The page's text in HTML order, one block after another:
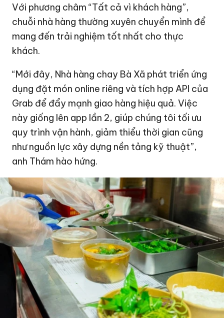
Với phương châm “Tất cả vì khách hàng”,
chuỗi nhà hàng thường xuyên chuyển mình để
mang đến trải nghiệm tốt nhất cho thực
khách.
“Mới đây, Nhà hàng chay Bà Xã phát triển ứng
dụng đặt món online riêng và tích hợp API của
Grab để đẩy mạnh giao hàng hiệu quả. Việc
này giống lên app lần 2, giúp chúng tôi tối ưu
quy trình vận hành, giảm thiểu thời gian cũng
như nguồn lực xây dựng nền tảng kỹ thuật”,
anh Thám hào hứng.